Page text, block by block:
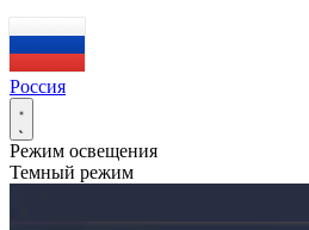
Россия
Режим освещения
Темный режим